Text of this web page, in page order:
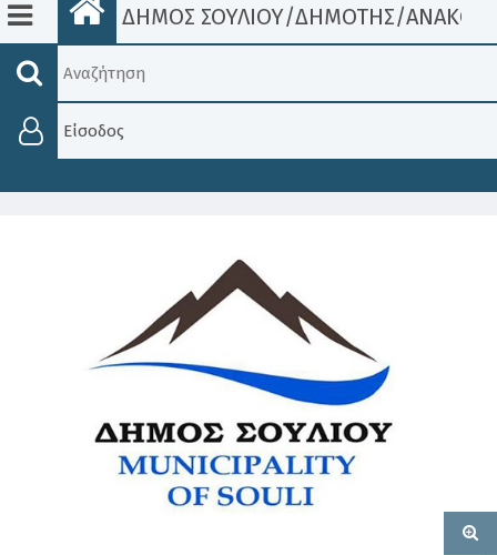
ΔΗΜΟΣ ΣΟΥΛΙΟΥ/ΔΗΜΟΤΗΣ/
Είσοδος